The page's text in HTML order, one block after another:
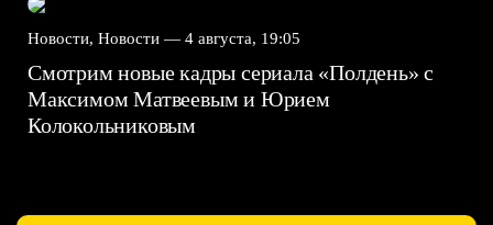
Новости, Новости — 4 августа, 19:05
Смотрим новые кадры сериала «Полдень» с
Максимом Матвеевым и Юрием
Колокольниковым